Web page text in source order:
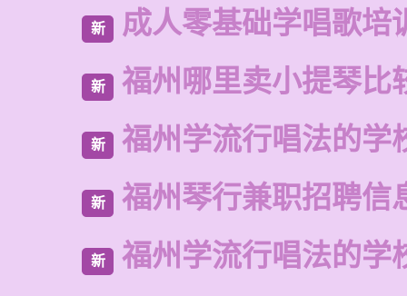
新 成人零基础学唱歌培
新 福州哪里卖小提琴比
新 福州学流行唱法的学
新 福州琴行兼职招聘信
新 福州学流行唱法的学